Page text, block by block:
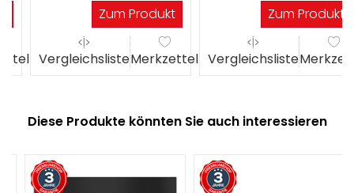
Zum Produkt
VergleichslisteMerkzettel
Zum Produkt
VergleichslisteMerkzettel
Diese Produkte könnten Sie auch interessieren